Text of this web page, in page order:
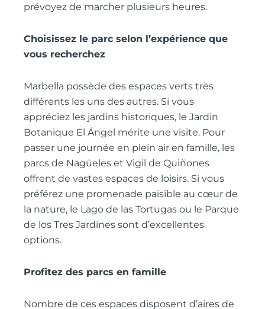
prévoyez de marcher plusieurs heures.
Choisissez le parc selon l’expérience que
vous recherchez
Marbella possède des espaces verts très
différents les uns des autres. Si vous
appréciez les jardins historiques, le Jardin
Botanique El Ángel mérite une visite. Pour
passer une journée en plein air en famille, les
parcs de Nagüeles et Vigil de Quiñones
offrent de vastes espaces de loisirs. Si vous
préférez une promenade paisible au cœur de
la nature, le Lago de las Tortugas ou le Parque
de los Tres Jardines sont d’excellentes
options.
Profitez des parcs en famille
Nombre de ces espaces disposent d’aires de